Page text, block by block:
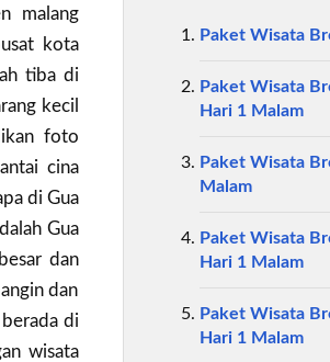
malang
kota
tiba di
kecil
foto
cina
di Gua
Gua
dan
dan
di
wisata
Paket Wisata
Paket Wisata
Hari 1 Malam
Paket Wisata
Malam
Paket Wisata
Hari 1 Malam
Paket Wisata
Hari 1 Malam